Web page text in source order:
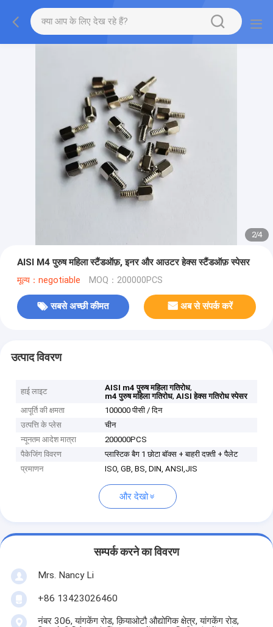
2/4
AISI M4 पुरुष महिला स्टैंडऑफ़, इनर और आउटर हेक्स स्टैंडऑफ़ स्पेसर
मूल्य：negotiable MOQ：200000PCS
सबसे अच्छी कीमत अब से संपर्क करें
उत्पाद विवरण
हाई लाइट AISI m4 पुरुष महिला गतिरोध,
m4 पुरुष महिला गतिरोध,AISI हेक्स गतिरोध स्पेसर
आपूर्ति की क्षमता
100000 पीसी / दिन
उत्पत्ति के प्लेस
चीन
न्यूनतम आदेश मात्रा
200000PCS
पैकेजिंग विवरण
प्लास्टिक बैग 1 छोटा बॉक्स + बाहरी दफ़्ती + पैलेट
प्रमाणन
ISO, GB, BS, DIN, ANSI,JIS
और देखो
सम्पर्क करने का विवरण
Mrs. Nancy Li
+86 13423026460
नंबर 306, यांगकेंग रोड, क़ियाओटौ औद्योगिक क्षेत्र, यांगकेंग रोड,